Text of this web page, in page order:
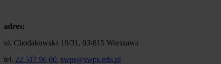
adres:
ul. Chodakowska 19/31, 03-815 Warszawa
tel. 22 517 96 00, swps@swps.edu.pl